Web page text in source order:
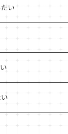
培キット
い